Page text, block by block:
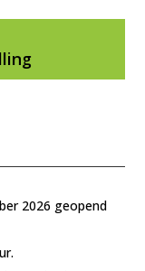
2026 geopend